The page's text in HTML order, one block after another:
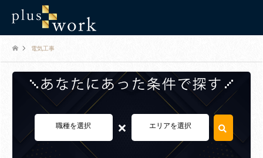
電気工事
職種を選択 × エリアを選択